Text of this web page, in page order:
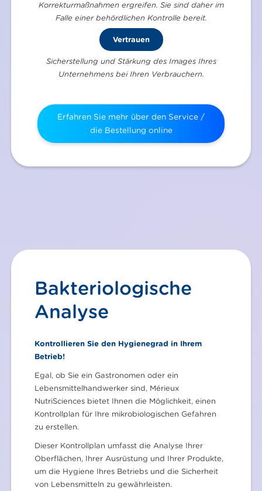
Korrekturmaßnahmen ergreifen. Sie sind daher im
Falle einer behördlichen Kontrolle bereit.
Vertrauen
Sicherstellung und Stärkung des Images Ihres
Unternehmens bei Ihren Verbrauchern.
Erfahren Sie mehr über den Service /
die Bestellung online
Bakteriologische
Analyse
Kontrollieren Sie den Hygienegrad in Ihrem
Betrieb!
Egal, ob Sie ein Gastronomen oder ein
Lebensmittelhandwerker sind, Mérieux
NutriSciences bietet Ihnen die Möglichkeit, einen
Kontrollplan für Ihre mikrobiologischen Gefahren
zu erstellen.
Dieser Kontrollplan umfasst die Analyse Ihrer
Oberflächen, Ihrer Ausrüstung und Ihrer Produkte,
um die Hygiene Ihres Betriebs und die Sicherheit
von Lebensmitteln zu gewährleisten.